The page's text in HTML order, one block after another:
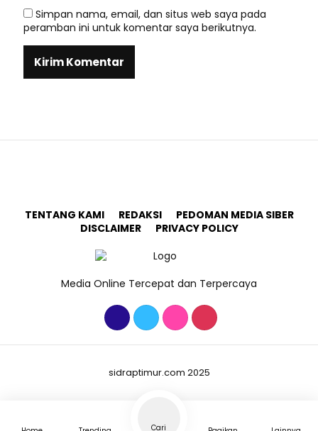
Simpan nama, email, dan situs web saya pada
peramban ini untuk komentar saya berikutnya.
TENTANG KAMI REDAKSI
PEDOMAN MEDIA SIBER
DISCLAIMER
PRIVACY POLICY
Media Online Tercepat dan Terpercaya
sidraptimur.com 2025
Cari